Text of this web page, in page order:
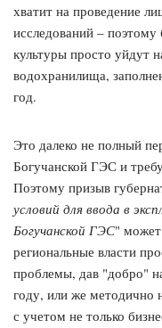
хватит на проведение
исследований –
культуры просто уйдут
водохранилища,
год.
Это далеко не полный
Богучанской ГЭС и
Поэтому призыв
условий для ввода в
Богучанской ГЭС" может
региональные власти
проблемы, дав "добро"
году, или же методично
с учетом не только